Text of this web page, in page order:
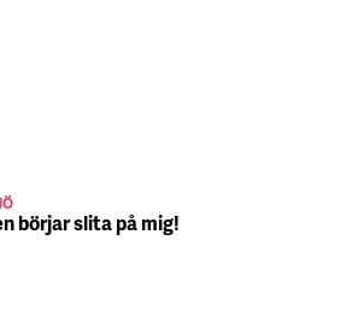
börjar slita på mig!